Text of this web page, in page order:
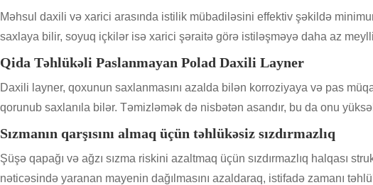
Məhsul daxili və xarici arasında istilik mübadiləsini effektiv şəkildə
saxlaya bilir, soyuq içkilər isə xarici şəraitə görə istiləşməyə daha az
Qida Təhlükəli Paslanmayan Polad Daxili Layner
Daxili layner, qoxunun saxlanmasını azalda bilən korroziyaya və pas
qorunub saxlanıla bilər. Təmizləmək də nisbətən asandır, bu da onu
Sızmanın qarşısını almaq üçün təhlükəsiz sızdırmazlıq
Şüşə qapağı və ağzı sızma riskini azaltmaq üçün sızdırmazlıq halqası
nəticəsində yaranan mayenin dağılmasını azaldaraq, istifadə zamanı